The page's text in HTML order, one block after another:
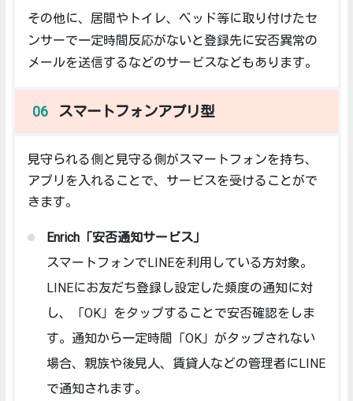
その他に、居間やトイレ、ベッド等に取り付けたセ
ンサーで一定時間反応がないと登録先に安否異常の
メールを送信するなどのサービスなどもあります。
スマートフォンアプリ型
見守られる側と見守る側がスマートフォンを持ち、
アプリを入れることで、サービスを受けることがで
きます。
Enrich「安否通知サービス」
スマートフォンでLINEを利用している方対象。
LINEにお友だち登録し設定した頻度の通知に対
し、「OK」をタップすることで安否確認をしま
す。通知から一定時間「OK」がタップされない
場合、親族や後見人、賃貸人などの管理者にLINE
で通知されます。